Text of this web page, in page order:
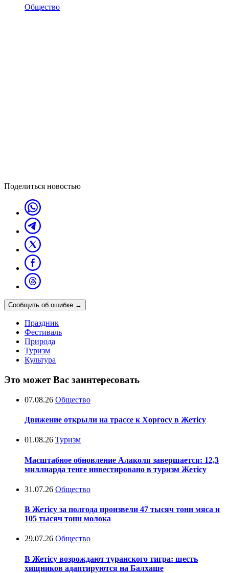
Общество
Поделиться новостью
Сообщить об ошибке →
Праздник
Фестиваль
Природа
Туризм
Культура
Это может Вас заинтересовать
07.08.26 Общество
Движение открыли на трассе к Хоргосу в Жетісу
01.08.26 Туризм
Масштабное обновление Алаколя завершается: 12,3
миллиарда тенге инвестировано в туризм Жетісу
31.07.26 Общество
В Жетісу за полгода произвели 47 тысяч тонн мяса и
105 тысяч тонн молока
29.07.26 Общество
В Жетісу возрождают туранского тигра: шесть
хищников адаптируются на Балхаше